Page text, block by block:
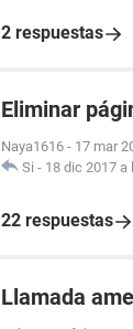
2 respuestas
Eliminar
Naya1616 - 17 mar
Si - 18 dic 2017 a
22 respuestas
Llamada